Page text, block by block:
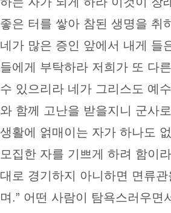
좋은 터를 쌓아 참된 생명을 취
네가 많은 증인 앞에서 내게 들
들에게 부탁하라 저희가 또 다
수 있으리라 네가 그리스도 예
와 함께 고난을 받을지니 군사
생활에 얽매이는 자가 하나도
모집한 자를 기쁘게 하려 함이
대로 경기하지 아니하면 면류관
며.” 어떤 사람이 탐욕스러우면